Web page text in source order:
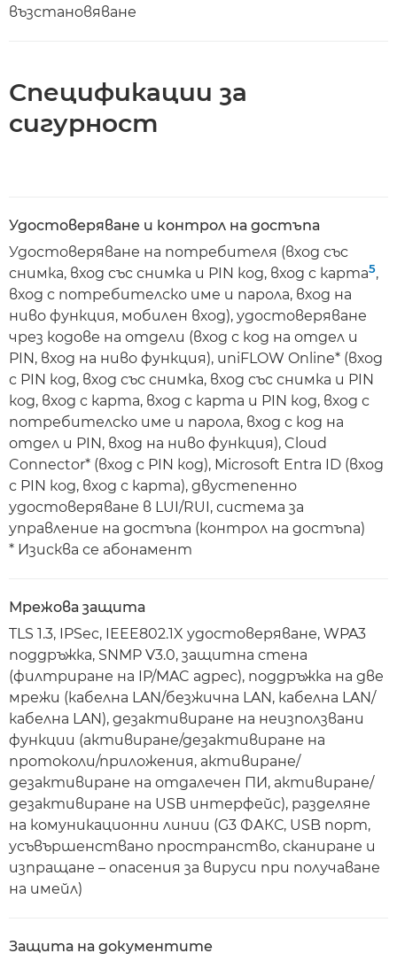
възстановяване
Спецификации за
сигурност
Удостоверяване и контрол на достъпа
Удостоверяване на потребителя (вход със
снимка, вход със снимка и PIN код, вход с карта5,
вход с потребителско име и парола, вход на
ниво функция, мобилен вход), удостоверяване
чрез кодове на отдели (вход с код на отдел и
PIN, вход на ниво функция), uniFLOW Online* (вход
с PIN код, вход със снимка, вход със снимка и PIN
код, вход с карта, вход с карта и PIN код, вход с
потребителско име и парола, вход с код на
отдел и PIN, вход на ниво функция), Cloud
Connector* (вход с PIN код), Microsoft Entra ID (вход
с PIN код, вход с карта), двустепенно
удостоверяване в LUI/RUI, система за
управление на достъпа (контрол на достъпа)
* Изисква се абонамент
Мрежова защита
TLS 1.3, IPSec, IEEE802.1X удостоверяване, WPA3
поддръжка, SNMP V3.0, защитна стена
(филтриране на IP/MAC адрес), поддръжка на две
мрежи (кабелна LAN/безжична LAN, кабелна LAN/
кабелна LAN), дезактивиране на неизползвани
функции (активиране/дезактивиране на
протоколи/приложения, активиране/
дезактивиране на отдалечен ПИ, активиране/
дезактивиране на USB интерфейс), разделяне
на комуникационни линии (G3 ФАКС, USB порт,
усъвършенствано пространство, сканиране и
изпращане – опасения за вируси при получаване
на имейл)
Защита на документите